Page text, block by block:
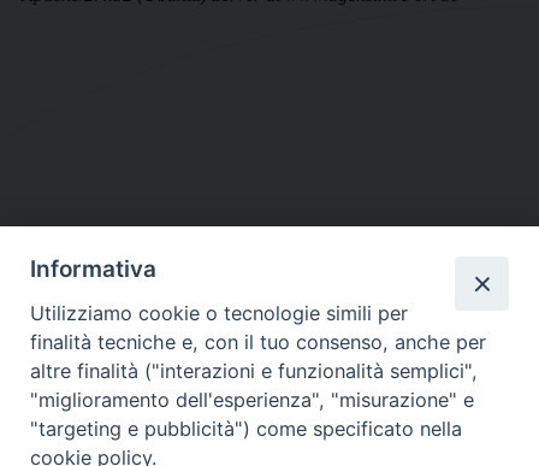
DIOCESI SUBURBICARIA DI ALBANO
Contatti:Tel.: 06.93268401 - Fax.: 06.9323844
E-mail:curia@diocesidialbano.it
Orari: dal Lunedì al Venerdì Ore: 9:00 - 13:00
Informativa
Utilizziamo cookie o tecnologie simili per
finalità tecniche e, con il tuo consenso, anche per
altre finalità ("interazioni e funzionalità semplici",
"miglioramento dell'esperienza", "misurazione" e
"targeting e pubblicità") come specificato nella
cookie policy.